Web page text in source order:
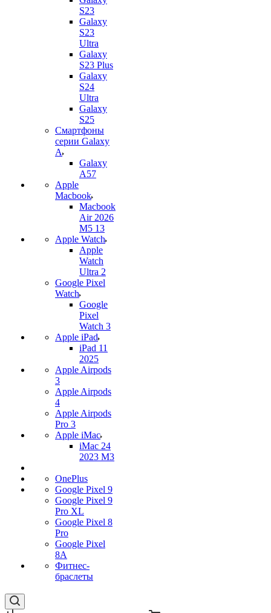
S23
Galaxy
S23
Ultra
Galaxy
S23 Plus
Galaxy
S24
Ultra
Galaxy
S25
Смартфоны
серии Galaxy
A
Galaxy
A57
Apple
Macbook
Macbook
Air 2026
M5 13
Apple Watch
Apple
Watch
Ultra 2
Google Pixel
Watch
Google
Pixel
Watch 3
Apple iPad
iPad 11
2025
Apple Airpods
3
Apple Airpods
4
Apple Airpods
Pro 3
Apple iMac
iMac 24
2023 M3
OnePlus
Google Pixel 9
Google Pixel 9
Pro XL
Google Pixel 8
Pro
Google Pixel
8A
Фитнес-
браслеты